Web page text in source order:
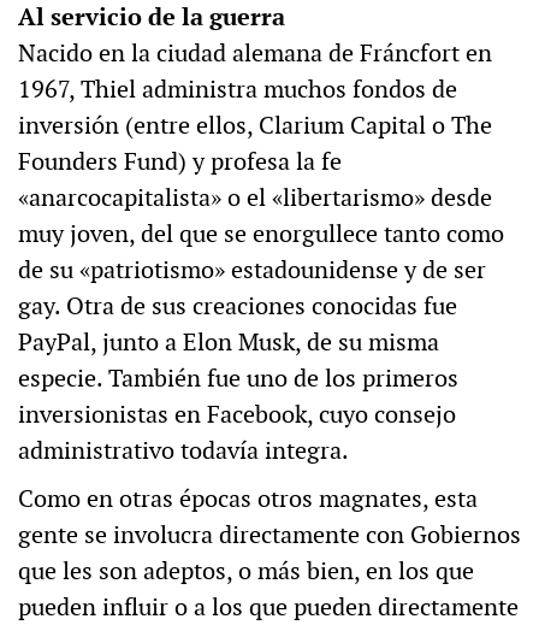
Al servicio de la guerra
Nacido en la ciudad alemana de Fráncfort en
1967, Thiel administra muchos fondos de
inversión (entre ellos, Clarium Capital o The
Founders Fund) y profesa la fe
«anarcocapitalista» o el «libertarismo» desde
muy joven, del que se enorgullece tanto como
de su «patriotismo» estadounidense y de ser
gay. Otra de sus creaciones conocidas fue
PayPal, junto a Elon Musk, de su misma
especie. También fue uno de los primeros
inversionistas en Facebook, cuyo consejo
administrativo todavía integra.
Como en otras épocas otros magnates, esta
gente se involucra directamente con Gobiernos
que les son adeptos, o más bien, en los que
pueden influir o a los que pueden directamente